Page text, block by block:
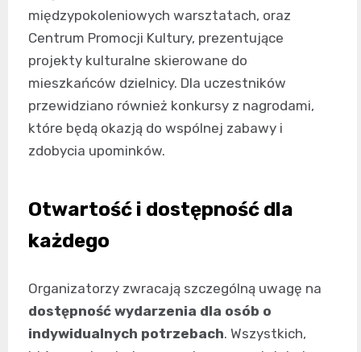
międzypokoleniowych warsztatach, oraz
Centrum Promocji Kultury, prezentujące
projekty kulturalne skierowane do
mieszkańców dzielnicy. Dla uczestników
przewidziano również konkursy z nagrodami,
które będą okazją do wspólnej zabawy i
zdobycia upominków.
Otwartość i dostępność dla
każdego
Organizatorzy zwracają szczególną uwagę na
dostępność wydarzenia dla osób o
indywidualnych potrzebach. Wszystkich,